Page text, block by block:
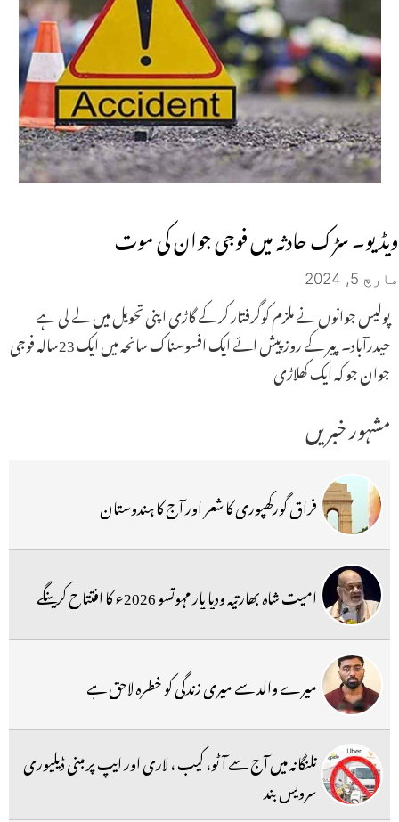
ویڈیو۔ سڑک حادثہ میں فوجی جوان کی موت
مارچ 5, 2024
پولیس جوانوں نے ملزم کوگرفتار کرکے گاڑی اپنی تحویل میں لے لی ہے
حیدرآباد۔ پیر کے روزپیش ائے ایک افسوسناک سانحہ میں ایک 23سالہ فوجی
جوان جو کہ ایک کھلاڑی
مشہور خبریں
فراق گورکھپوری کا شعر اور آج کا ہندوستان
امیت شاہ بھارتیہ ودیا پار مہوتسو 2026ء کا افتتاح کرینگے
میرے والد سے میری زندگی کو خطرہ لاحق ہے
تلنگانہ میں آج سے آٹو، کیب ، لاری اور ایپ پر مبنی ڈیلیوری
سرویس بند